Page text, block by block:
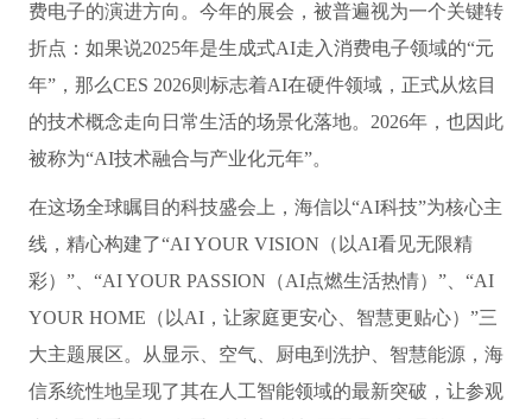
费电子的演进方向。今年的展会，被普遍视为一个关键转
折点：如果说2025年是生成式AI走入消费电子领域的“元
年”，那么CES 2026则标志着AI在硬件领域，正式从炫目
的技术概念走向日常生活的场景化落地。2026年，也因此
被称为“AI技术融合与产业化元年”。
在这场全球瞩目的科技盛会上，海信以“AI科技”为核心主
线，精心构建了“AI YOUR VISION（以AI看见无限精
彩）”、“AI YOUR PASSION（AI点燃生活热情）”、“AI
YOUR HOME（以AI，让家庭更安心、智慧更贴心）”三
大主题展区。从显示、空气、厨电到洗护、智慧能源，海
信系统性地呈现了其在人工智能领域的最新突破，让参观